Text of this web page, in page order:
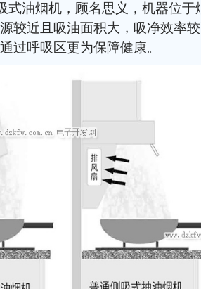
式油烟机，顾名思义，机器位
较近且吸油面积大，吸净效率
过呼吸区更为保障健康。